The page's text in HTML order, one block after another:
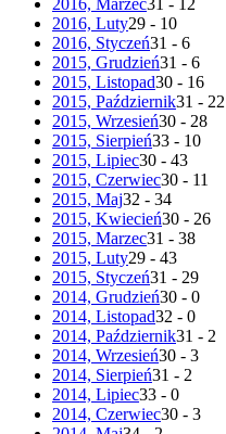
2016, Luty29 - 10
2016, Styczeń31 - 6
2015, Grudzień31 - 6
2015, Listopad30 - 16
2015, Październik31 - 22
2015, Wrzesień30 - 28
2015, Sierpień33 - 10
2015, Lipiec30 - 43
2015, Czerwiec30 - 11
2015, Maj32 - 34
2015, Kwiecień30 - 26
2015, Marzec31 - 38
2015, Luty29 - 43
2015, Styczeń31 - 29
2014, Grudzień30 - 0
2014, Listopad32 - 0
2014, Październik31 - 2
2014, Wrzesień30 - 3
2014, Sierpień31 - 2
2014, Lipiec33 - 0
2014, Czerwiec30 - 3